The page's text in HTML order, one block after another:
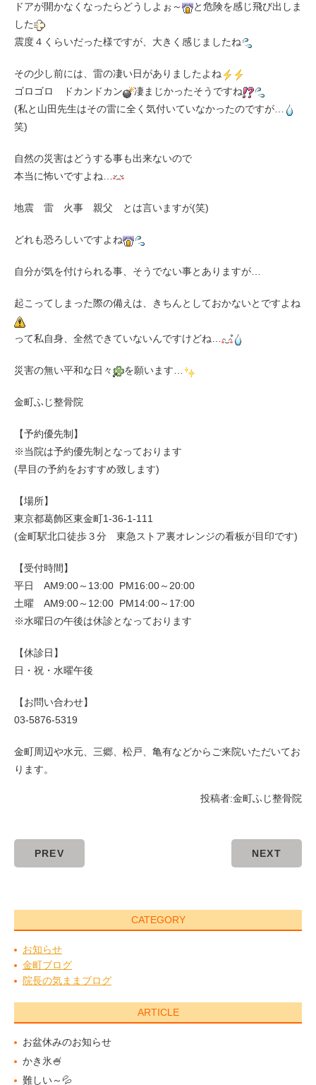
ドアが開かなくなったらどうしよぉ～
と危険を感じ飛び出しま
した
震度４くらいだった様ですが、大きく感じましたね
その少し前には、雷の凄い日がありましたよね
ゴロゴロ ドカンドカン
凄まじかったそうですね
(私と山田先生はその雷に全く気付いていなかったのですが…
笑)
自然の災害はどうする事も出来ないので
本当に怖いですよね…
地震 雷 火事 親父 とは言いますが(笑)
どれも恐ろしいですよね
自分が気を付けられる事、そうでない事とありますが…
起こってしまった際の備えは、きちんとしておかないとですよね
って私自身、全然できていないんですけどね…
災害の無い平和な日々 を願います…
金町ふじ整骨院
【予約優先制】
※当院は予約優先制となっております
(早目の予約をおすすめ致します)
【場所】
東京都葛飾区東金町1-36-1-111
(金町駅北口徒歩３分 東急ストア裏オレンジの看板が目印です)
【受付時間】
平日 AM9:00～13:00 PM16:00～20:00
土曜 AM9:00～12:00 PM14:00～17:00
※水曜日の午後は休診となっております
【休診日】
日・祝・水曜午後
【お問い合わせ】
03-5876-5319
金町周辺や水元、三郷、松戸、亀有などからご来院いただいてお
ります。
投稿者:金町ふじ整骨院
PREV NEXT
CATEGORY
お知らせ
金町ブログ
院長の気ままブログ
ARTICLE
お盆休みのお知らせ
かき氷🍧
難しい～💦